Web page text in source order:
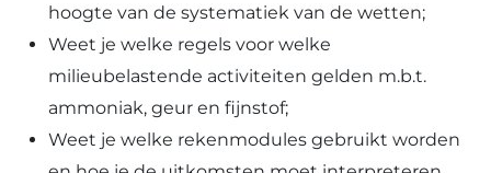
hoogte van de systematiek van de wetten;
Weet je welke regels voor welke
milieubelastende activiteiten gelden m.b.t.
ammoniak, geur en fijnstof;
Weet je welke rekenmodules gebruikt worden